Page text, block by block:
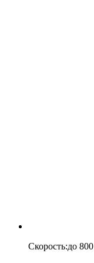
Скорость:до 800